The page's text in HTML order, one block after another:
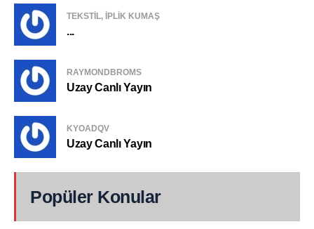
TEKSTIL, IPLIK KUMAŞ
...
RAYMONDBROMS
Uzay Canlı Yayın
KYOADQV
Uzay Canlı Yayın
Popüler Konular